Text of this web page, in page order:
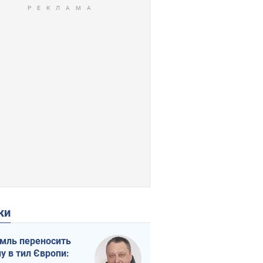
переносить
в тил Європи: